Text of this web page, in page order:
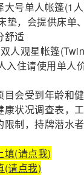
大号单人帐篷(1
垫，会提供床单
舒适
人观星帐篷
入住请使用单人
会受到年龄和
康状况调查表，
限制，持牌潜水
填(请点我)
(请点我)